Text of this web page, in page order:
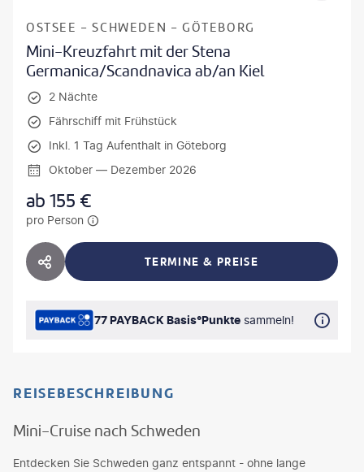
OSTSEE - SCHWEDEN - GÖTEBORG
Mini-Kreuzfahrt mit der Stena
Germanica/Scandnavica ab/an Kiel
2 Nächte
Fährschiff mit Frühstück
Inkl. 1 Tag Aufenthalt in Göteborg
Oktober — Dezember 2026
ab155 €
pro Person
HOTEL TEILEN TERMINE & PREISE
77 PAYBACK Basis°Punkte sammeln!
REISEBESCHREIBUNG
Mini-Cruise nach Schweden
Entdecken Sie Schweden ganz entspannt - ohne lange